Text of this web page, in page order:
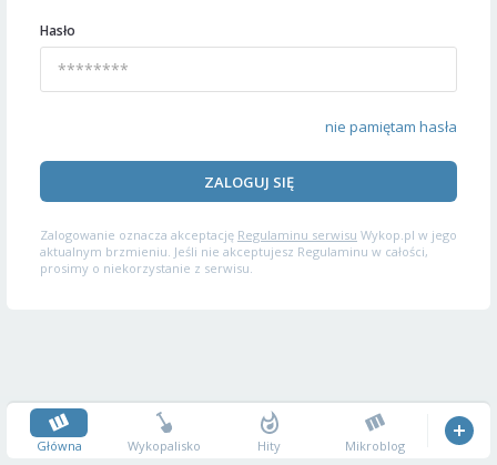
Hasło
nie pamiętam hasła
ZALOGUJ SIĘ
Zalogowanie oznacza akceptację Regulaminu serwisu Wykop.pl w jego
aktualnym brzmieniu. Jeśli nie akceptujesz Regulaminu w całości,
prosimy o niekorzystanie z serwisu.
Główna Wykopalisko Hity Mikroblog